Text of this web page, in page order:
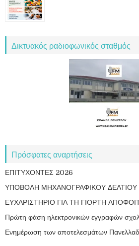
Δικτυακός ραδιοφωνικός σταθμός
Πρόσφατες αναρτήσεις
ΕΠΙΤΥΧΟΝΤΕΣ 2026
ΥΠΟΒΟΛΗ ΜΗΧΑΝΟΓΡΑΦΙΚΟΥ ΔΕΛΤΙΟΥ
ΕΥΧΑΡΙΣΤΗΡΙΟ ΓΙΑ ΤΗ ΓΙΟΡΤΗ
Πρώτη φάση ηλεκτρονικών εγγραφών
Ενημέρωση των αποτελεσμάτων